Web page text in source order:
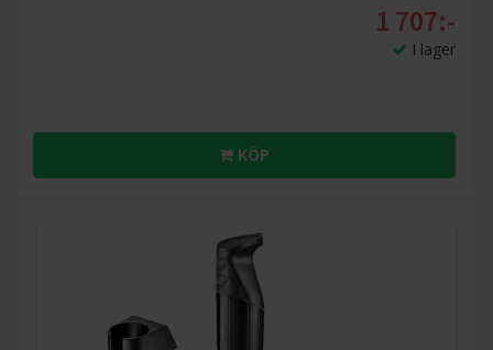
1 707:-
I lager
KÖP